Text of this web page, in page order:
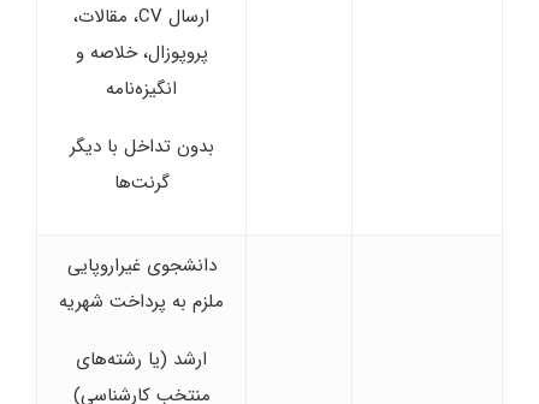
ارسال CV، مقالات،
پروپوزال، خلاصه و
انگیزه‌نامه
بدون تداخل با دیگر
گرنت‌ها
دانشجوی غیراروپایی
ملزم به پرداخت شهریه
ارشد (یا رشته‌های
منتخب کارشناسی)